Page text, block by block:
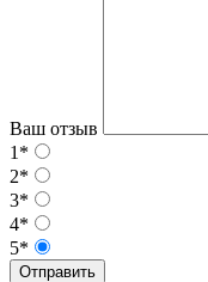
Ваш отзыв
1*
2*
3*
4*
5*
Отправить